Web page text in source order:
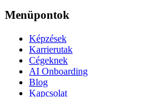
Menüpontok
Képzések
Karrierutak
Cégeknek
AI Onboarding
Blog
Kapcsolat